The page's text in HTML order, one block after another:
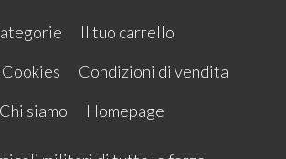
Il tuo carrello
Condizioni di vendita
Chi siamo
Homepage